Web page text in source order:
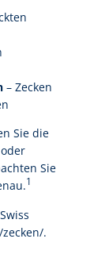
– Zecken
Sie die
Sie
1
.